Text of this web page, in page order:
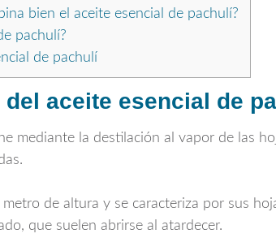
bien el aceite esencial de pachulí?
pachulí?
de pachulí
aceite esencial de
mediante la destilación al vapor de las
de altura y se caracteriza por sus
que suelen abrirse al atardecer.